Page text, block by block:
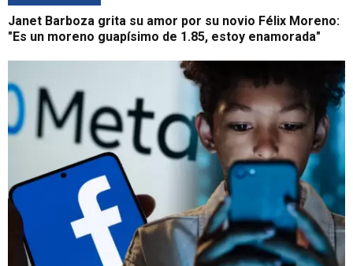
Janet Barboza grita su amor por su novio Félix Moreno:
"Es un moreno guapísimo de 1.85, estoy enamorada"